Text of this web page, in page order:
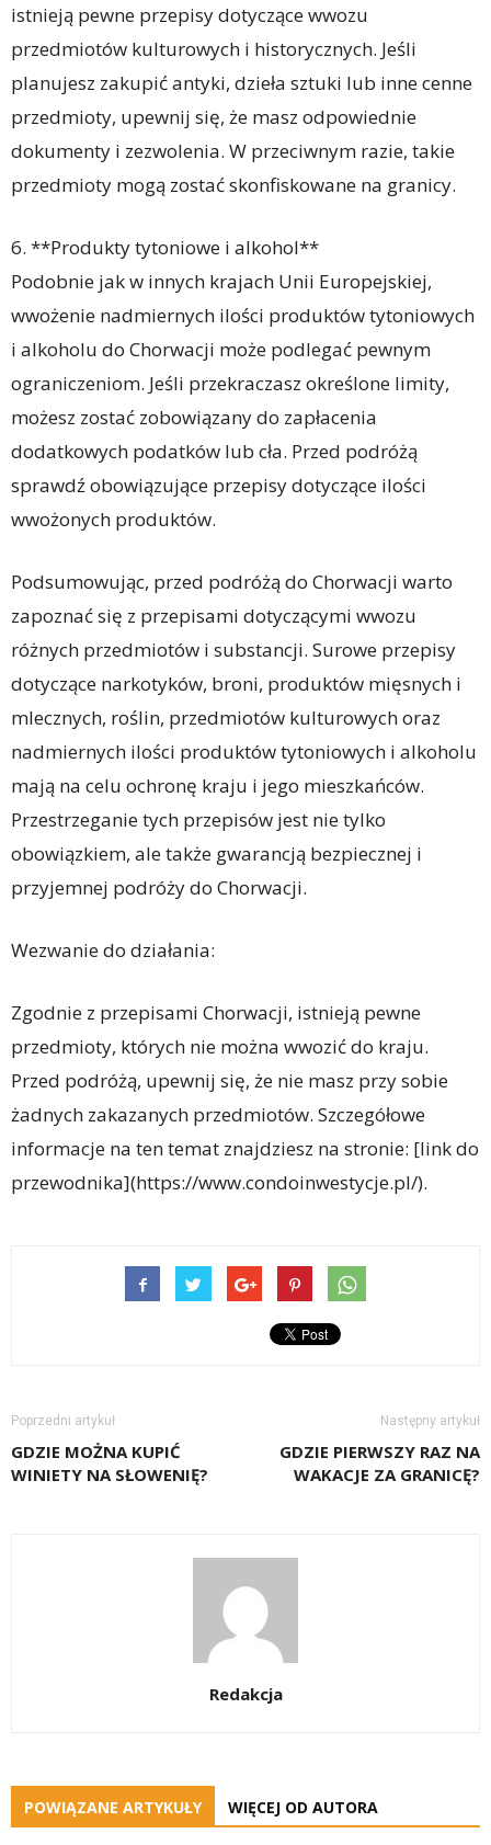
istnieją pewne przepisy dotyczące wwozu
przedmiotów kulturowych i historycznych. Jeśli
planujesz zakupić antyki, dzieła sztuki lub inne cenne
przedmioty, upewnij się, że masz odpowiednie
dokumenty i zezwolenia. W przeciwnym razie, takie
przedmioty mogą zostać skonfiskowane na granicy.
6. **Produkty tytoniowe i alkohol**
Podobnie jak w innych krajach Unii Europejskiej,
wwożenie nadmiernych ilości produktów tytoniowych
i alkoholu do Chorwacji może podlegać pewnym
ograniczeniom. Jeśli przekraczasz określone limity,
możesz zostać zobowiązany do zapłacenia
dodatkowych podatków lub cła. Przed podróżą
sprawdź obowiązujące przepisy dotyczące ilości
wwożonych produktów.
Podsumowując, przed podróżą do Chorwacji warto
zapoznać się z przepisami dotyczącymi wwozu
różnych przedmiotów i substancji. Surowe przepisy
dotyczące narkotyków, broni, produktów mięsnych i
mlecznych, roślin, przedmiotów kulturowych oraz
nadmiernych ilości produktów tytoniowych i alkoholu
mają na celu ochronę kraju i jego mieszkańców.
Przestrzeganie tych przepisów jest nie tylko
obowiązkiem, ale także gwarancją bezpiecznej i
przyjemnej podróży do Chorwacji.
Wezwanie do działania:
Zgodnie z przepisami Chorwacji, istnieją pewne
przedmioty, których nie można wwozić do kraju.
Przed podróżą, upewnij się, że nie masz przy sobie
żadnych zakazanych przedmiotów. Szczegółowe
informacje na ten temat znajdziesz na stronie: [link do
przewodnika](https://www.condoinwestycje.pl/).
Poprzedni artykuł
GDZIE MOŻNA KUPIĆ
WINIETY NA SŁOWENIĘ?
Następny artykuł
GDZIE PIERWSZY RAZ NA
WAKACJE ZA GRANICĘ?
Redakcja
POWIĄZANE ARTYKUŁY WIĘCEJ OD AUTORA